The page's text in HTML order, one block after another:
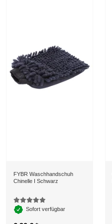
FYBR Waschhandschuh
Chinelle I Schwarz
Sofort verfügbar